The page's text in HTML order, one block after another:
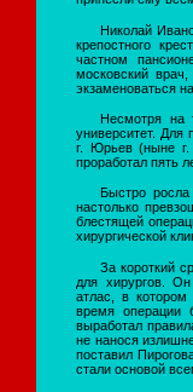
Николай
крепостного
частном
московский
экзаменоваться
Несмотря на
университет. Для
г. Юрьев (ныне г.
проработал пять
Быстро
настолько
блестящей
хирургической
За короткий
для хирургов.
атлас, в
время операции
выработал
не нанося
поставил
стали основой